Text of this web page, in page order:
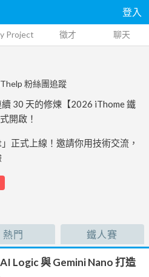
登入
Project 徵才 聊天
粉絲團追蹤
30 天的修煉【2026 iThome 鐵
開啟！
正式上線！邀請你用技術交流，
熱門 鐵人賽
Logic 與 Gemini Nano 打造